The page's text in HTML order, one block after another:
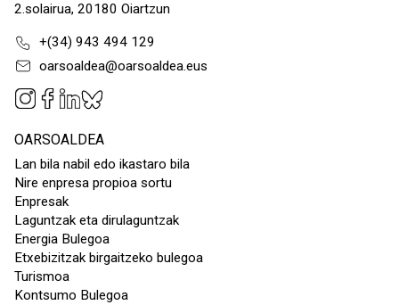
2.solairua, 20180 Oiartzun
+(34) 943 494 129
oarsoaldea@oarsoaldea.eus
OARSOALDEA
Lan bila nabil edo ikastaro bila
Nire enpresa propioa sortu
Enpresak
Laguntzak eta dirulaguntzak
Energia Bulegoa
Etxebizitzak birgaitzeko bulegoa
Turismoa
Kontsumo Bulegoa